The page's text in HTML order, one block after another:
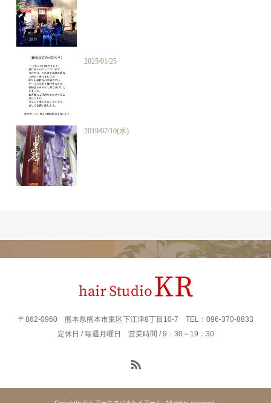
2025/01/25
2019/07/10(水)
〒862‐0960 熊本県熊本市東区下江津8丁目10-7 TEL：096-370-8833
定休日 / 毎週月曜日 営業時間 / 9：30～19：30